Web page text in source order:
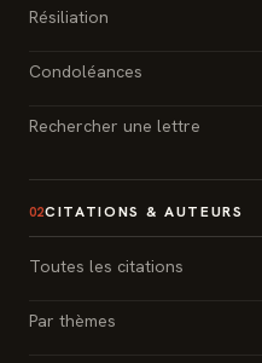
Résiliation
Condoléances
Rechercher une lettre
02CITATIONS & AUTEURS
Toutes les citations
Par thèmes